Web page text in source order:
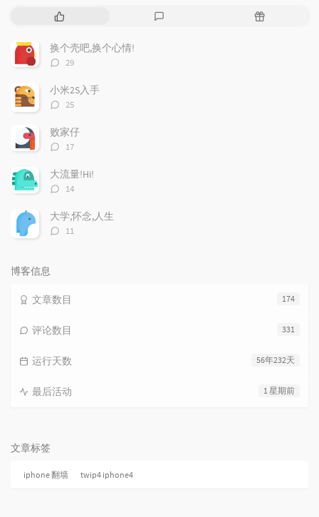
热
文
章
随
换个壳吧,换个心情!
评
数：
29
小米2S入手
评
数：
25
败家仔
评
数：
17
大流量!Hi!
评
数：
14
大学,怀念,人生
评
11
博客信息
174
文章数目
331
评论数目
56年232天
运行天数
1 星期前
最后活动
文章标签
iphone 翻墙 twip4 iphone4